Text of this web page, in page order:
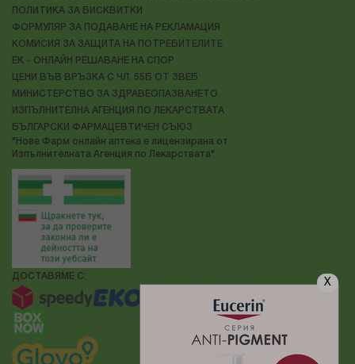
X
ПОЛИТИКА ЗА БИСКВИТКИ
ФОРМУЛЯР ЗА ПОДАВАНЕ НА РЕКЛАМАЦИЯ
КОМИСИЯ ЗА ЗАЩИТА НА ПОТРЕБИТЕЛИТЕ
ЕК - ОНЛАЙН РЕШАВАНЕ НА СПОР
ЦЕНИ ВЪВ ВРЪЗКА С ЧЛ. 55Б ОТ ЗВЕБ
МИНИСТЕРСТВО ЗА ЗДРАВЕОПАЗВАНЕТО
ИЗПЪЛНИТЕЛНА АГЕНЦИЯ ПО ЛЕКАРСТВАТА
БЪЛГАРСКИ ФАРМАЦЕВТИЧЕН СЪЮЗ
"Нове Фарм онлайн аптека е лицензирана от
Изпълнителната Агенция по Лекарствата"
ДОСТАВЯМЕ С: